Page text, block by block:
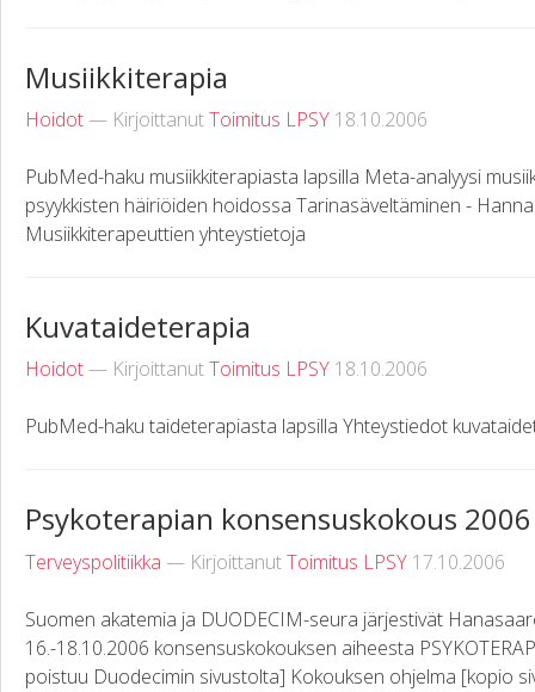
Musiikkiterapia
Hoidot— KirjoittanutToimitus LPSY 18.10.2006
PubMed-haku musiikkiterapiasta lapsilla Meta-analyysi
psyykkisten häiriöiden hoidossa Tarinasäveltäminen -
Musiikkiterapeuttien yhteystietoja
Kuvataideterapia
Hoidot— KirjoittanutToimitus LPSY 18.10.2006
PubMed-haku taideterapiasta lapsilla Yhteystiedot
Psykoterapian konsensuskokous 2006
Terveyspolitiikka — KirjoittanutToimitus LPSY 17.10.2006
Suomen akatemia ja DUODECIM-seura järjestivät
16.-18.10.2006 konsensuskokouksen aiheesta
poistuu Duodecimin sivustolta] Kokouksen ohjelma [kopio